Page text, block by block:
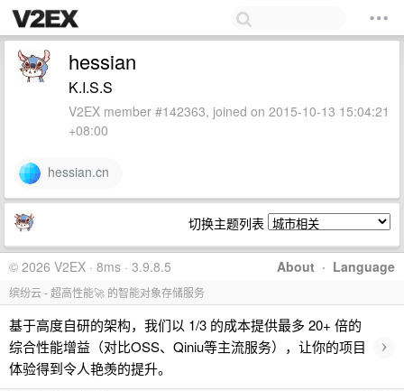
hessian
K.I.S.S
V2EX member #142363, joined on 2015-10-13 15:04:21
+08:00
hessian.cn
切换主题列表
About · Language
© 2026 V2EX · 8ms · 3.9.8.5
缤纷云 - 超高性能🚀 的智能对象存储服务
基于高度自研的架构，我们以 1/3 的成本提供最多 20+ 倍的
综合性能增益（对比OSS、Qiniu等主流服务），让你的项目
体验得到令人艳羡的提升。
›